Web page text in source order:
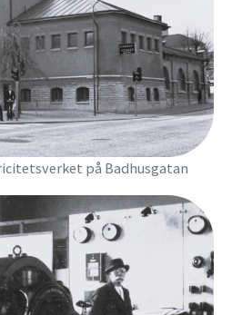
på Badhusgatan